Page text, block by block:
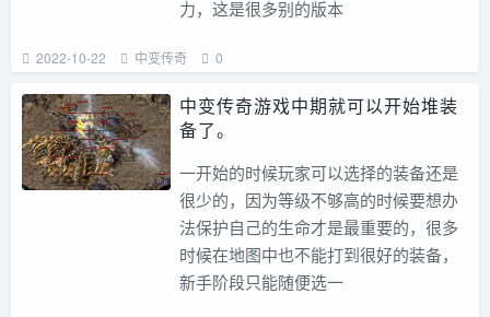
力，这是很多别的版本
2022-10-22 中变传奇 0
中变传奇游戏中期就可以开始堆装
备了。
一开始的时候玩家可以选择的装备还是
很少的，因为等级不够高的时候要想办
法保护自己的生命才是最重要的，很多
时候在地图中也不能打到很好的装备，
新手阶段只能随便选一